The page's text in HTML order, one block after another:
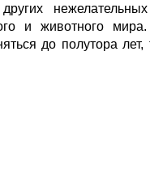
и животного
до полутора